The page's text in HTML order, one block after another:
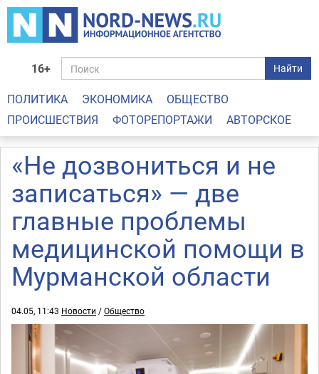
16+ Найти
ПОЛИТИКА ЭКОНОМИКА
ОБЩЕСТВО
ПРОИСШЕСТВИЯ
ФОТОРЕПОРТАЖИ АВТОРСКОЕ
«Не дозвониться и не
записаться» — две
главные проблемы
медицинской помощи в
Мурманской области
04.05, 11:43 Новости /Общество